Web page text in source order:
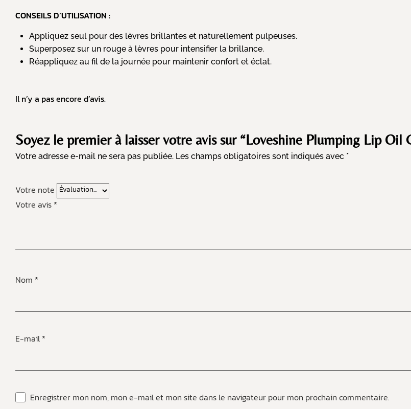
CONSEILS D’UTILISATION :
Appliquez seul pour des lèvres brillantes et naturellement pulpeuses.
Superposez sur un rouge à lèvres pour intensifier la brillance.
Réappliquez au fil de la journée pour maintenir confort et éclat.
Il n’y a pas encore d’avis.
Soyez le premier à laisser votre avis sur “Loveshine Plumping Lip Oil
Votre adresse e-mail ne sera pas publiée. Les champs obligatoires sont indiqués avec *
Votre note
Votre avis *
Nom *
E-mail *
Enregistrer mon nom, mon e-mail et mon site dans le navigateur pour mon prochain commentaire.